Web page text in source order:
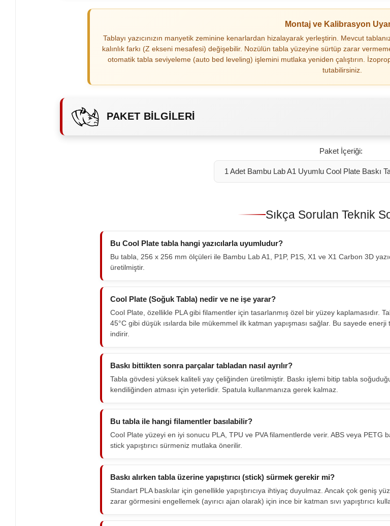
Montaj ve Kalibrasyon
Tablayı yazıcınızın manyetik zeminine kenarlardan hizalayarak yerleştirin. Mevcut
kalınlık farkı (Z ekseni mesafesi) değişebilir. Nozülün tabla yüzeyine sürtüp zarar
otomatik tabla seviyeleme (auto bed leveling) işlemini mutlaka yeniden çalıştırın.
tutabilirsiniz.
PAKET BILGILERI
Paket İçeriği:
1 Adet Bambu Lab A1 Uyumlu Cool Plate Baskı
Sıkça Sorulan Teknik
Bu Cool Plate tabla hangi yazıcılarla uyumludur?
Bu tabla, 256 x 256 mm ölçüleri ile Bambu Lab A1, P1P, P1S, X1 ve X1 Carbon 3D
üretilmiştir.
Cool Plate (Soğuk Tabla) nedir ve ne işe yarar?
Cool Plate, özellikle PLA gibi filamentler için tasarlanmış özel bir yüzey kaplamasıdır.
45°C gibi düşük ısılarda bile mükemmel ilk katman yapışması sağlar. Bu sayede
indirir.
Baskı bittikten sonra parçalar tabladan nasıl ayrılır?
Tabla gövdesi yüksek kaliteli yay çeliğinden üretilmiştir. Baskı işlemi bitip tabla
kendiliğinden atması için yeterlidir. Spatula kullanmanıza gerek kalmaz.
Bu tabla ile hangi filamentler basılabilir?
Cool Plate yüzeyi en iyi sonucu PLA, TPU ve PVA filamentlerde verir. ABS veya PETG
stick yapıştırıcı sürmeniz mutlaka önerilir.
Baskı alırken tabla üzerine yapıştırıcı (stick) sürmek gerekir mi?
Standart PLA baskılar için genellikle yapıştırıcıya ihtiyaç duyulmaz. Ancak çok geniş
zarar görmesini engellemek (ayırıcı ajan olarak) için ince bir katman sıvı yapıştırıcı